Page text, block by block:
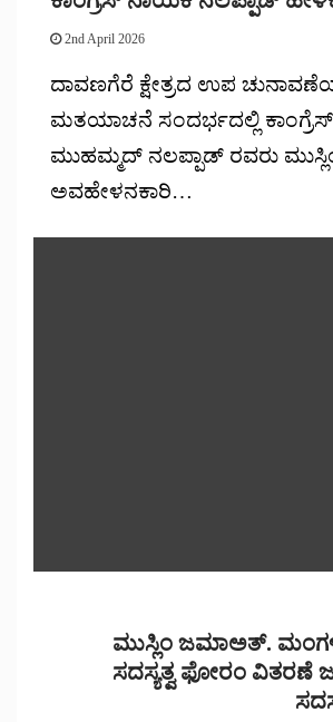
2nd April 2026
ದಾವಣಗೆರೆ ಕ್ಷೇತ್ರದ ಉಪ
ಮತಯಾಚನೆ ಸಂದರ್ಭದಲ್ಲಿ
ಮುಹಮ್ಮದ್ ನಲಪ್ಪಾಡ್ ರವರು
ಅವಹೇಳನಕಾರಿ…
ಮುಸ್ಲಿಂ ಜಮಾಅತ್.
ಸದಸ್ಯತ್ವ ಫೋರಂ ವಿತರಣೆ